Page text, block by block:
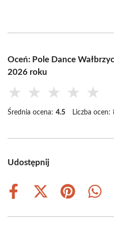
Oceń: Pole Dance
2026 roku
★ ★ ★ ★ ★
Średnia ocena: 4.5 Liczba ocen:
Udostępnij
Share
Share
(Twitter)
Share
Share